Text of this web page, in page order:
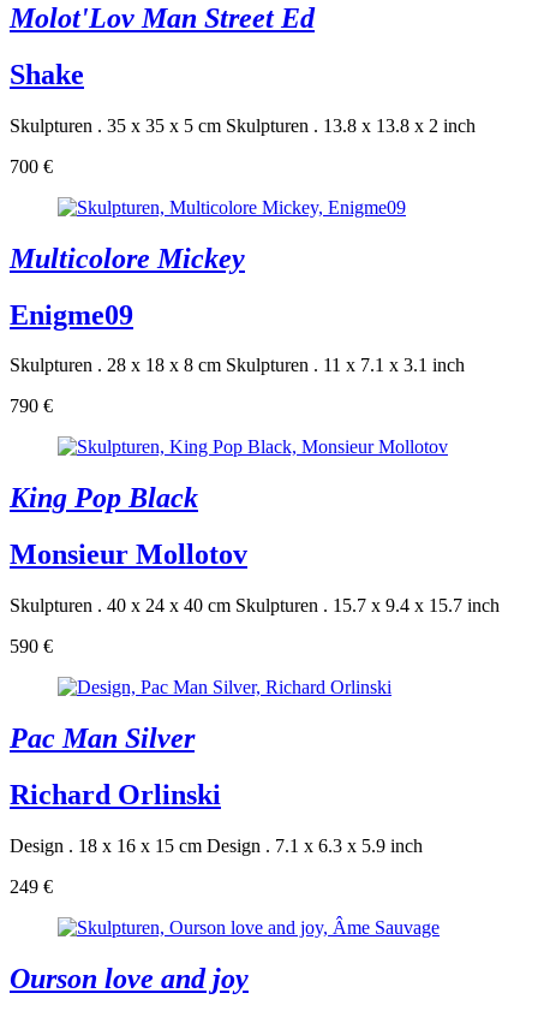
Molot'Lov Man Street Ed
Shake
Skulpturen . 35 x 35 x 5 cm Skulpturen . 13.8 x 13.8 x 2 inch
700 €
Multicolore Mickey
Enigme09
Skulpturen . 28 x 18 x 8 cm Skulpturen . 11 x 7.1 x 3.1 inch
790 €
King Pop Black
Monsieur Mollotov
Skulpturen . 40 x 24 x 40 cm Skulpturen . 15.7 x 9.4 x 15.7 inch
590 €
Pac Man Silver
Richard Orlinski
Design . 18 x 16 x 15 cm Design . 7.1 x 6.3 x 5.9 inch
249 €
Ourson love and joy